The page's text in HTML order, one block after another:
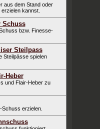
aus dem Stand oder
kannst.
Schuss
bzw. Finesse-
Steilpass
Steilpässe spielen
Heber
und Flair-Heber zu
erzielen.